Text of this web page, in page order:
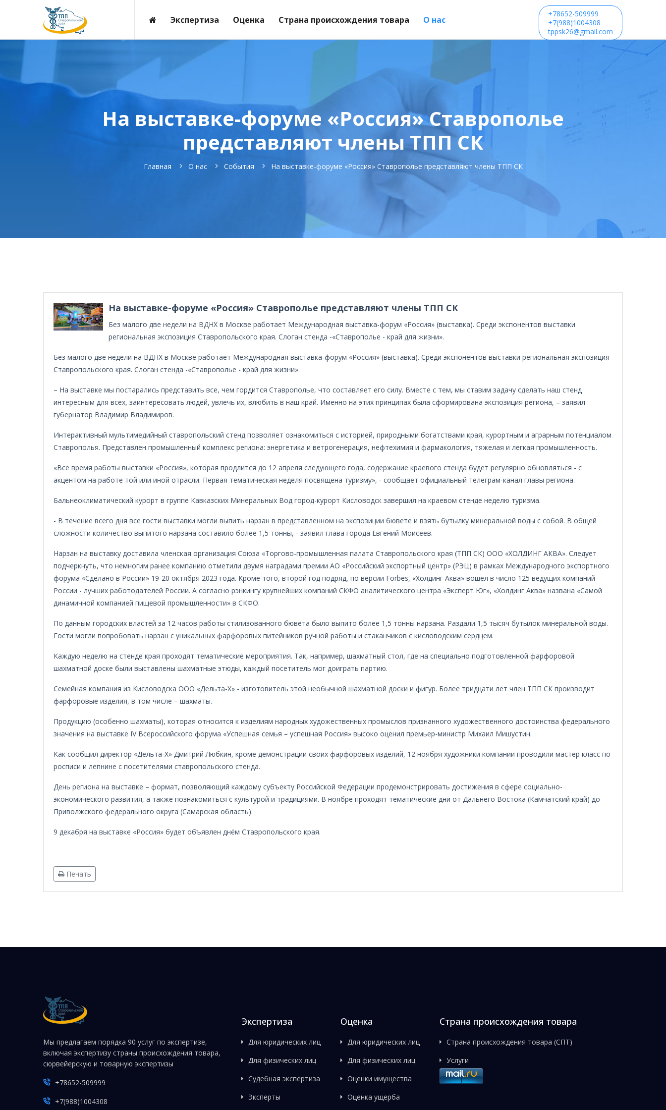
Экспертиза Оценка Страна происхождения товара О нас
+78652-509999
+7(988)1004308
tppsk26@gmail.com
На выставке-форуме «Россия» Ставрополье
представляют члены ТПП СК
Главная О нас События На выставке-форуме «Россия» Ставрополье представляют члены ТПП СК
На выставке-форуме «Россия» Ставрополье представляют члены ТПП СК
Без малого две недели на ВДНХ в Москве работает Международная выставка-форум «Россия» (выставка). Среди экспонентов выставки
региональная экспозиция Ставропольского края. Слоган стенда -«Ставрополье - край для жизни».
Без малого две недели на ВДНХ в Москве работает Международная выставка-форум «Россия» (выставка). Среди экспонентов выставки региональная экспозиция
Ставропольского края. Слоган стенда -«Ставрополье - край для жизни».
– На выставке мы постарались представить все, чем гордится Ставрополье, что составляет его силу. Вместе с тем, мы ставим задачу сделать наш стенд
интересным для всех, заинтересовать людей, увлечь их, влюбить в наш край. Именно на этих принципах была сформирована экспозиция региона, – заявил
губернатор Владимир Владимиров.
Интерактивный мультимедийный ставропольский стенд позволяет ознакомиться с историей, природными богатствами края, курортным и аграрным потенциалом
Ставрополья. Представлен промышленный комплекс региона: энергетика и ветрогенерация, нефтехимия и фармакология, тяжелая и легкая промышленность.
«Все время работы выставки «Россия», которая продлится до 12 апреля следующего года, содержание краевого стенда будет регулярно обновляться - с
акцентом на работе той или иной отрасли. Первая тематическая неделя посвящена туризму», - сообщает официальный телеграм-канал главы региона.
Бальнеоклиматический курорт в группе Кавказских Минеральных Вод город-курорт Кисловодск завершил на краевом стенде неделю туризма.
- В течение всего дня все гости выставки могли выпить нарзан в представленном на экспозиции бювете и взять бутылку минеральной воды с собой. В общей
сложности количество выпитого нарзана составило более 1,5 тонны, - заявил глава города Евгений Моисеев.
Нарзан на выставку доставила членская организация Союза «Торгово-промышленная палата Ставропольского края (ТПП СК) ООО «ХОЛДИНГ АКВА». Следует
подчеркнуть, что немногим ранее компанию отметили двумя наградами премии АО «Российский экспортный центр» (РЭЦ) в рамках Международного экспортного
форума «Сделано в России» 19-20 октября 2023 года. Кроме того, второй год подряд, по версии Forbes, «Холдинг Аква» вошел в число 125 ведущих компаний
России - лучших работодателей России. А согласно рэнкингу крупнейших компаний СКФО аналитического центра «Эксперт Юг», «Холдинг Аква» названа «Самой
динамичной компанией пищевой промышленности» в СКФО.
По данным городских властей за 12 часов работы стилизованного бювета было выпито более 1,5 тонны нарзана. Раздали 1,5 тысяч бутылок минеральной воды.
Гости могли попробовать нарзан с уникальных фарфоровых питейников ручной работы и стаканчиков с кисловодским сердцем.
Каждую неделю на стенде края проходят тематические мероприятия. Так, например, шахматный стол, где на специально подготовленной фарфоровой
шахматной доске были выставлены шахматные этюды, каждый посетитель мог доиграть партию.
Семейная компания из Кисловодска ООО «Дельта-Х» - изготовитель этой необычной шахматной доски и фигур. Более тридцати лет член ТПП СК производит
фарфоровые изделия, в том числе – шахматы.
Продукцию (особенно шахматы), которая относится к изделиям народных художественных промыслов признанного художественного достоинства федерального
значения на выставке IV Всероссийского форума «Успешная семья – успешная Россия» высоко оценил премьер-министр Михаил Мишустин.
Как сообщил директор «Дельта-Х» Дмитрий Любкин, кроме демонстрации своих фарфоровых изделий, 12 ноября художники компании проводили мастер класс по
росписи и лепнине с посетителями ставропольского стенда.
День региона на выставке – формат, позволяющий каждому субъекту Российской Федерации продемонстрировать достижения в сфере социально-
экономического развития, а также познакомиться с культурой и традициями. В ноябре проходят тематические дни от Дальнего Востока (Камчатский край) до
Приволжского федерального округа (Самарская область).
9 декабря на выставке «Россия» будет объявлен днём Ставропольского края.
Печать
Мы предлагаем порядка 90 услуг по экспертизе,
включая экспертизу страны происхождения товара,
сюрвейерскую и товарную экспертизы
+78652-509999
+7(988)1004308
Экспертиза
Для юридических лиц
Для физических лиц
Судебная экспертиза
Эксперты
Оценка
Для юридических лиц
Для физических лиц
Оценки имущества
Оценка ущерба
Страна происхождения товара
Страна происхождения товара (СПТ)
Услуги